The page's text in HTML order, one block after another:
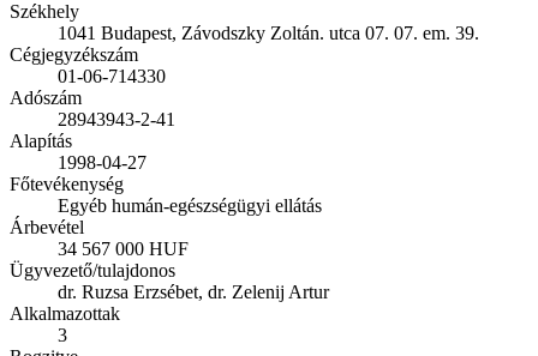
Székhely
1041 Budapest, Závodszky Zoltán. utca 07. 07. em. 39.
Cégjegyzékszám
01-06-714330
Adószám
28943943-2-41
Alapítás
1998-04-27
Főtevékenység
Egyéb humán-egészségügyi ellátás
Árbevétel
34 567 000 HUF
Ügyvezető/tulajdonos
dr. Ruzsa Erzsébet, dr. Zelenij Artur
Alkalmazottak
3